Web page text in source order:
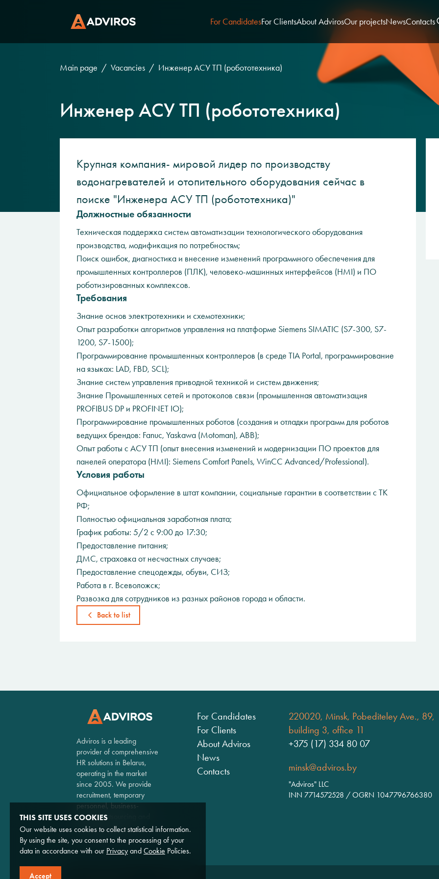
For CandidatesFor ClientsAbout AdvirosOur projectsNewsContacts
Main page Vacancies Инженер АСУ ТП (робототехника)
Инженер АСУ ТП (робототехника)
Крупная компания- мировой лидер по производству
водонагревателей и отопительного оборудования сейчас в
поиске "Инженера АСУ ТП (робототехника)"
Должностные обязанности
Техническая поддержка систем автоматизации технологического оборудования
производства, модификация по потребностям;
Поиск ошибок, диагностика и внесение изменений программного обеспечения для
промышленных контроллеров (ПЛК), человеко-машинных интерфейсов (HMI) и ПО
роботизированных комплексов.
Требования
Знание основ электротехники и схемотехники;
Опыт разработки алгоритмов управления на платформе Siemens SIMATIC (S7-300, S7-
1200, S7-1500);
Программирование промышленных контроллеров (в среде TIA Portal, программирование
на языках: LAD, FBD, SCL);
Знание систем управления приводной техникой и систем движения;
Знание Промышленных сетей и протоколов связи (промышленная автоматизация
PROFIBUS DP и PROFINET IO);
Программирование промышленных роботов (создания и отладки программ для роботов
ведущих брендов: Fanuc, Yaskawa (Motoman), ABB);
Опыт работы с АСУ ТП (опыт внесения изменений и модернизации ПО проектов для
панелей оператора (HMI): Siemens Comfort Panels, WinCC Advanced/Professional).
Условия работы
Официальное оформление в штат компании, социальные гарантии в соответствии с ТК
РФ;
Полностью официальная заработная плата;
График работы: 5/2 с 9:00 до 17:30;
Предоставление питания;
ДМС, страховка от несчастных случаев;
Предоставление спецодежды, обуви, СИЗ;
Работа в г. Всеволожск;
Развозка для сотрудников из разных районов города и области.
Back to list
Adviros is a leading
provider of comprehensive
HR solutions in Belarus,
operating in the market
since 2005. We provide
recruitment, temporary
personnel, business-
process outsourcing and
consulting services.
For Candidates
For Clients
About Adviros
News
Contacts
220020, Minsk, Pobediteley Ave., 89,
building 3, office 11
+375 (17) 334 80 07
minsk@adviros.by
"Adviros" LLC
INN 7714572528 / OGRN 1047796766380
THIS SITE USES COOKIES
Our website uses cookies to collect statistical information.
By using the site, you consent to the processing of your
data in accordance with our Privacy and Cookie Policies.
Accept